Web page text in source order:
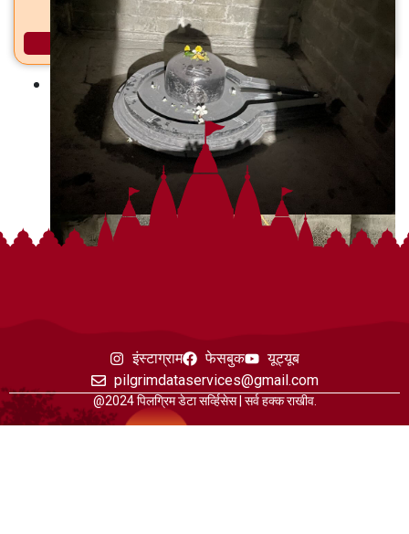
बिनखांबी गणेश मंदिर कोल्हापूर शहर, ता. जि. कोल्हापूर
अधिक माहिती
इंस्टाग्राम फेसबुक
यूट्यूब
pilgrimdataservices@gmail.com
@2024 पिलग्रिम डेटा सर्व्हिसेस | सर्व हक्क राखीव.